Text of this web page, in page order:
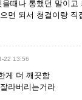
때나 통했던 말이고
면 되서 청결이랑 직
22 13:56
게 더 깨끗함
라버리는거라